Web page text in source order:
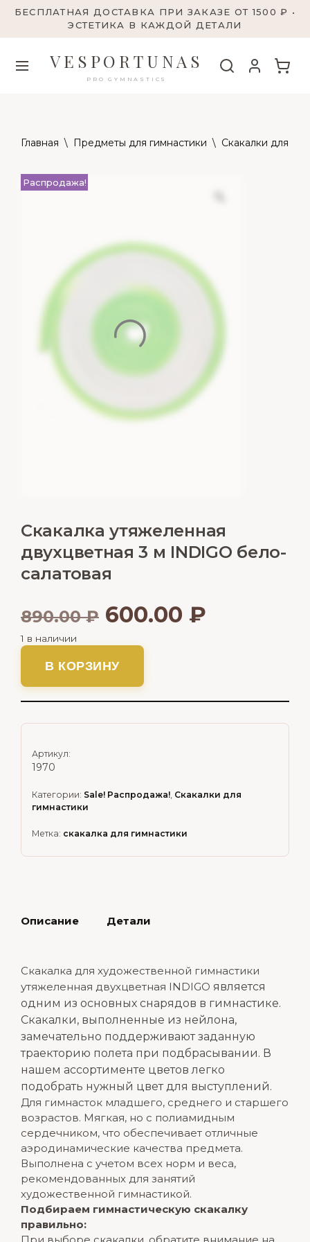
БЕСПЛАТНАЯ ДОСТАВКА ПРИ ЗАКАЗЕ ОТ 1500 ₽ •
ЭСТЕТИКА В КАЖДОЙ ДЕТАЛИ
VESPORTUNAS
PRO GYMNASTICS
Главная \ Предметы для гимнастики \ Скакалки для
Распродажа!
Скакалка утяжеленная
двухцветная 3 м INDIGO бело-
салатовая
890.00₽ 600.00 ₽
1 в наличии
В КОРЗИНУ
Артикул:
1970
Категории: Sale! Распродажа! Скакалки для
гимнастики
Метка: скакалка для гимнастики
Описание Детали
Скакалка для художественной гимнастики
утяжеленная двухцветная INDIGO является
одним из основных снарядов в гимнастике.
Скакалки, выполненные из нейлона,
замечательно поддерживают заданную
траекторию полета при подбрасывании. В
нашем ассортименте цветов легко
подобрать нужный цвет для выступлений.
Для гимнасток младшего, среднего и старшего
возрастов. Мягкая, но с полиамидным
сердечником, что обеспечивает отличные
аэродинамические качества предмета.
Выполнена с учетом всех норм и веса,
рекомендованных для занятий
художественной гимнастикой.
Подбираем гимнастическую скакалку
правильно:
При выборе скакалки, обратите внимание на